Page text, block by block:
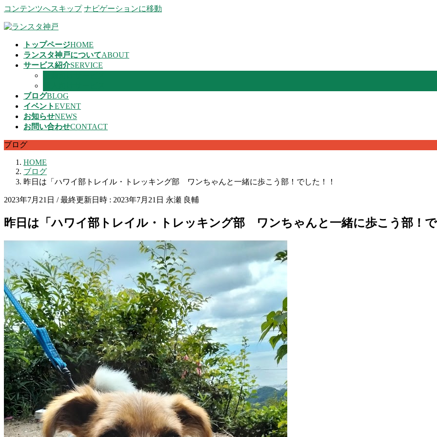
コンテンツへスキップ ナビゲーションに移動
トップページHOME
ランスタ神戸についてABOUT
サービス紹介SERVICE
ブログBLOG
イベントEVENT
お知らせNEWS
お問い合わせCONTACT
ブログ
HOME
ブログ
昨日は「ハワイ部トレイル・トレッキング部 ワンちゃんと一緒に歩こう部！でした！！
2023年7月21日 / 最終更新日時 : 2023年7月21日 永瀬 良輔
昨日は「ハワイ部トレイル・トレッキング部 ワンちゃんと一緒に歩こう部！